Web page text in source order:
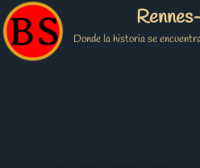
Donde la historia se